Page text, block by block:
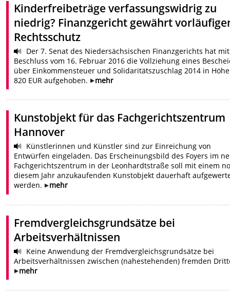
Kinderfreibeträge verfassungswidrig zu
niedrig? Finanzgericht gewährt
Rechtsschutz
Der 7. Senat des Niedersächsischen Finanzgerichts hat mit
Beschluss vom 16. Februar 2016 die Vollziehung eines
über Einkommensteuer und Solidaritätszuschlag 2014 in
820 EUR aufgehoben.
mehr
Kunstobjekt für das Fachgerichtszentrum
Hannover
Künstlerinnen und Künstler sind zur Einreichung von
Entwürfen eingeladen. Das Erscheinungsbild des Foyers im
Fachgerichtszentrum in der Leonhardtstraße soll mit einem
diesem Jahr anzukaufenden Kunstobjekt dauerhaft
werden.
mehr
Fremdvergleichsgrundsätze bei
Arbeitsverhältnissen
Keine Anwendung der Fremdvergleichsgrundsätze bei
Arbeitsverhältnissen zwischen (nahestehenden) fremden
mehr